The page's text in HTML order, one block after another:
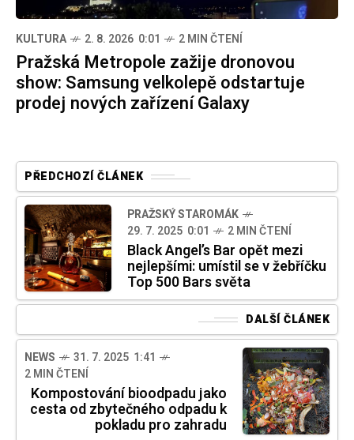
KULTURA 2. 8. 2026 0:01 2 MIN ČTENÍ
Pražská Metropole zažije dronovou
show: Samsung velkolepě odstartuje
prodej nových zařízení Galaxy
PŘEDCHOZÍ ČLÁNEK
PRAŽSKÝ STAROMÁK
29. 7. 2025 0:01
2 MIN ČTENÍ
Black Angel’s Bar opět mezi
nejlepšími: umístil se v žebříčku
Top 500 Bars světa
DALŠÍ ČLÁNEK
NEWS
31. 7. 2025 1:41
2 MIN ČTENÍ
Kompostování bioodpadu jako
cesta od zbytečného odpadu k
pokladu pro zahradu